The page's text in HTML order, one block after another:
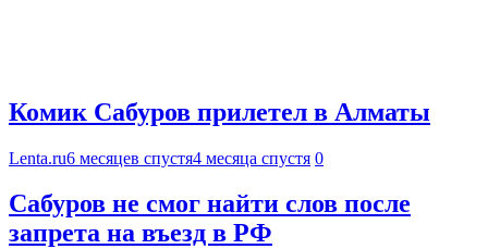
Комик Сабуров прилетел в Алматы
Lenta.ru6 месяцев спустя4 месяца спустя 0
Сабуров не смог найти слов после
запрета на въезд в РФ